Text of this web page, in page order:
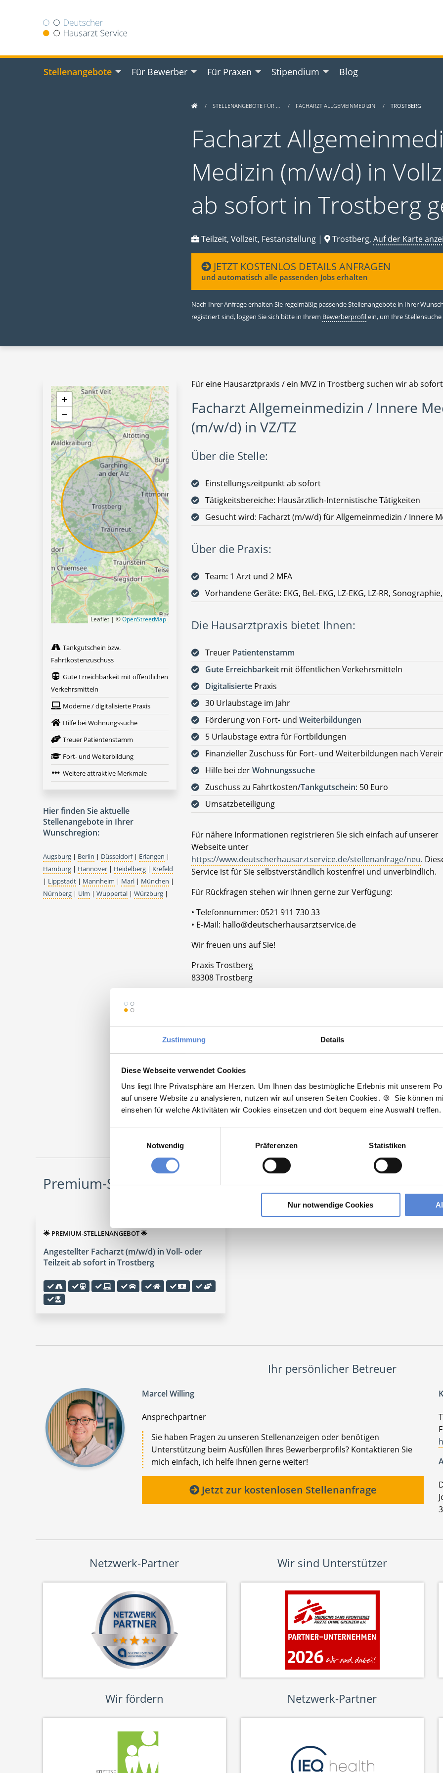
Zustimmung Details
Diese Webseite verwendet Cookies
Uns liegt Ihre Privatsphäre am Herzen. Um Ihnen das bestmögliche Erlebnis mit unserem
auf unsere Website zu analysieren, nutzen wir auf unseren Seiten Cookies. 🍪 Sie können
einsehen für welche Aktivitäten wir Cookies einsetzen und dort bequem eine Auswahl treffen.
Notwendig
Präferenzen Statistiken
Nur notwendige Cookies
Stellenangebote Für Bewerber Für Praxen Stipendium Blog
STELLENANGEBOTE FÜR … FACHARZT ALLGEMEINMEDIZIN TROSTBERG
Facharzt
Medizin (m/w/d) in
ab sofort in Trostberg
Teilzeit, Vollzeit, Festanstellung | Trostberg, Auf der Karte
JETZT KOSTENLOS DETAILS ANFRAGEN
und automatisch alle passenden Jobs erhalten
Nach Ihrer Anfrage erhalten Sie regelmäßig passende Stellenangebote in Ihrer
registriert sind, loggen Sie sich bitte in Ihrem Bewerberprofilein, um Ihre
Für eine Hausarztpraxis / ein MVZ in Trostberg suchen wir ab sofort
Facharzt Allgemeinmedizin / Innere
(m/w/d) in VZ/TZ
Über die Stelle:
Einstellungszeitpunkt ab sofort
Tätigkeitsbereiche: Hausärztlich-Internistische Tätigkeiten
Gesucht wird: Facharzt (m/w/d) für Allgemeinmedizin / Innere
Über die Praxis:
Team: 1 Arzt und 2 MFA
Vorhandene Geräte: EKG, Bel.-EKG, LZ-EKG, LZ-RR,
Die Hausarztpraxis bietet Ihnen:
Treuer Patientenstamm
Gute Erreichbarkeit mit öffentlichen Verkehrsmitteln
Digitalisierte Praxis
30 Urlaubstage im Jahr
Förderung von Fort- und Weiterbildungen
5 Urlaubstage extra für Fortbildungen
Finanzieller Zuschuss für Fort- und Weiterbildungen nach
Hilfe bei derWohnungssuche
Zuschuss zu Fahrtkosten/Tankgutschein: 50 Euro
Umsatzbeteiligung
Für nähere Informationen registrieren Sie sich einfach auf unserer
Webseite unter
https://www.deutscherhausarztservice.de/stellenanfrage/neu.
Service ist für Sie selbstverständlich kostenfrei und unverbindlich.
Für Rückfragen stehen wir Ihnen gerne zur Verfügung:
• Telefonnummer: 0521 911 730 33
• E-Mail: hallo@deutscherhausarztservice.de
Wir freuen uns auf Sie!
Praxis Trostberg
83308 Trostberg
Jetzt kostenlos Details anfragen
Facharzt Allgemeinmedizin Trostberg
Maschinenlesbare Version:Stellenangebot als Markdown (CC BY 4.0)
+
−
Leaflet | ©OpenStreetMap
Tankgutschein bzw.
Fahrtkostenzuschuss
Gute Erreichbarkeit mit öffentlichen
Verkehrsmitteln
Moderne / digitalisierte Praxis
Hilfe bei Wohnungssuche
Treuer Patientenstamm
Fort- und Weiterbildung
Weitere attraktive Merkmale
Hier finden Sie aktuelle
Stellenangebote in Ihrer
Wunschregion:
Augsburg | Berlin | Düsseldorf| Erlangen |
Hamburg | Hannover | Heidelberg | Krefeld
| Lippstadt | Mannheim | Marl | München |
Nürnberg | Ulm | Wuppertal | Würzburg |
Premium-Stellenangebote in der Region Trostberg:
🌟 PREMIUM-STELLENANGEBOT 🌟
Angestellter Facharzt (m/w/d) in Voll- oder
Teilzeit ab sofort in Trostberg
Ihr persönlicher Betreuer
Marcel Willing
Ansprechpartner
Sie haben Fragen zu unseren Stellenanzeigen oder benötigen
Unterstützung beim Ausfüllen Ihres Bewerberprofils? Kontaktieren Sie
mich einfach, ich helfe Ihnen gerne weiter!
Jetzt zur kostenlosen Stellenanfrage
Netzwerk-Partner Wir sind Unterstützer
Wir fördern Netzwerk-Partner